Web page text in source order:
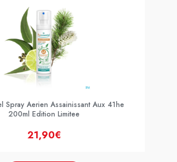
Spray Aerien Assainissant Aux 41he
200ml Edition Limitee
21,90€